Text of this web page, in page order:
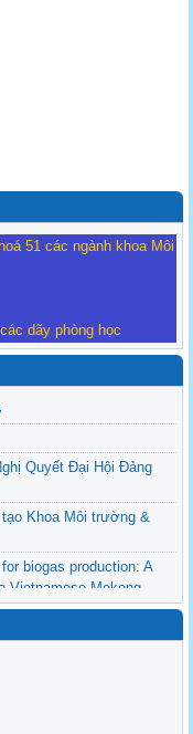
51 các ngành khoa Môi
dãy phòng học
Quyết Đại Hội Đảng
Khoa Môi trường &
biogas production: A
Vietnamese Mekong
in the Vietnamese